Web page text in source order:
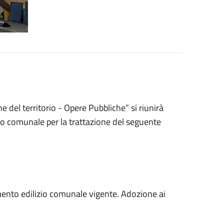
del territorio - Opere Pubbliche” si riunirà
comunale per la trattazione del seguente
edilizio comunale vigente. Adozione ai